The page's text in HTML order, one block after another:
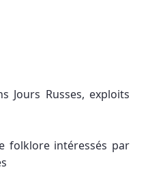
Jours Russes, exploits
folklore intéressés par